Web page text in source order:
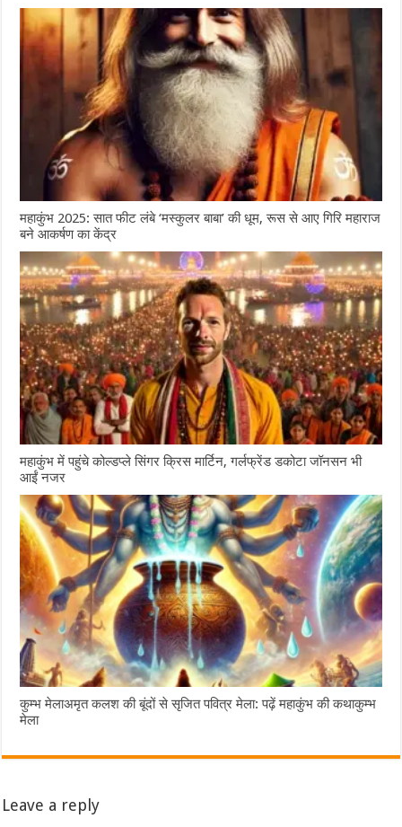
महाकुंभ 2025: सात फीट लंबे ‘मस्कुलर बाबा’ की धूम, रूस से आए गिरि महाराज
बने आकर्षण का केंद्र
महाकुंभ में पहुंचे कोल्डप्ले सिंगर क्रिस मार्टिन, गर्लफ्रेंड डकोटा जॉनसन भी
आईं नजर
कुम्भ मेलाअमृत कलश की बूंदों से सृजित पवित्र मेला: पढ़ें महाकुंभ की कथाकुम्भ
मेला
Leave a reply